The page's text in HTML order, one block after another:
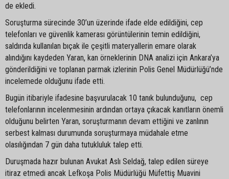
de ekledi.
Soruşturma sürecinde 30’un üzerinde ifade elde edildiğini, cep
telefonları ve güvenlik kamerası görüntülerinin temin edildiğini,
saldırıda kullanılan bıçak ile çeşitli materyallerin emare olarak
alındığını kaydeden Yaran, kan örneklerinin DNA analizi için Ankara’ya
gönderildiğini ve toplanan parmak izlerinin Polis Genel Müdürlüğü’nde
incelemede olduğunu ifade etti.
Bugün itibariyle ifadesine başvurulacak 10 tanık bulunduğunu, cep
telefonlarının incelenmesinin ardından ortaya çıkacak kanıtların önemli
olduğunu belirten Yaran, soruşturmanın devam ettiğini ve zanlının
serbest kalması durumunda soruşturmaya müdahale etme
olasılığından 7 gün daha tutukluluk talep etti.
Duruşmada hazır bulunan Avukat Aslı Seldağ, talep edilen süreye
itiraz etmedi ancak Lefkoşa Polis Müdürlüğü Müfettiş Muavini